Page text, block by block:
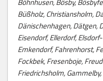
Büßholz, Christiansholm,
Dänischenhagen, Dätgen,
Eisendorf, Ellerdorf,
Emkendorf, Fahrenhorst,
Fockbek, Fresenboje,
Friedrichsholm,